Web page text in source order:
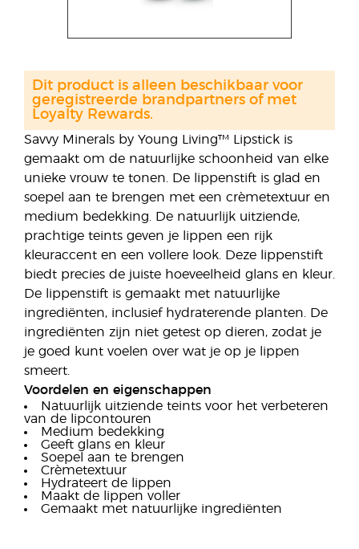
Savvy Minerals by Young Living™ Lipstick is
gemaakt om de natuurlijke schoonheid van elke
unieke vrouw te tonen. De lippenstift is glad en
soepel aan te brengen met een crèmetextuur en
medium bedekking. De natuurlijk uitziende,
prachtige teints geven je lippen een rijk
kleuraccent en een vollere look. Deze lippenstift
biedt precies de juiste hoeveelheid glans en kleur.
De lippenstift is gemaakt met natuurlijke
ingrediënten, inclusief hydraterende planten. De
ingrediënten zijn niet getest op dieren, zodat je
je goed kunt voelen over wat je op je lippen
smeert.
Voordelen en eigenschappen
Natuurlijk uitziende teints voor het verbeteren
van de lipcontouren
Medium bedekking
Geeft glans en kleur
Soepel aan te brengen
Crèmetextuur
Hydrateert de lippen
Maakt de lippen voller
Gemaakt met natuurlijke ingrediënten
Dit product is alleen beschikbaar voor
geregistreerde brandpartners of met
Loyalty Rewards.